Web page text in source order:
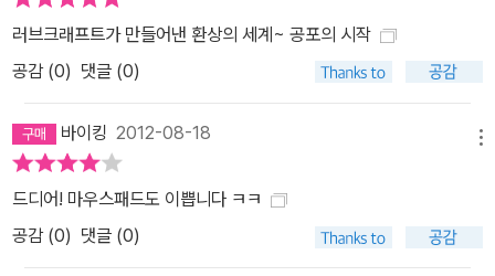
러브크래프트가 만들어낸 환상의 세계~ 공포의 시작
공감 (0) 댓글 (0)
바이킹 2012-08-18
드디어! 마우스패드도 이쁩니다 ㅋㅋ
공감 (0) 댓글 (0)